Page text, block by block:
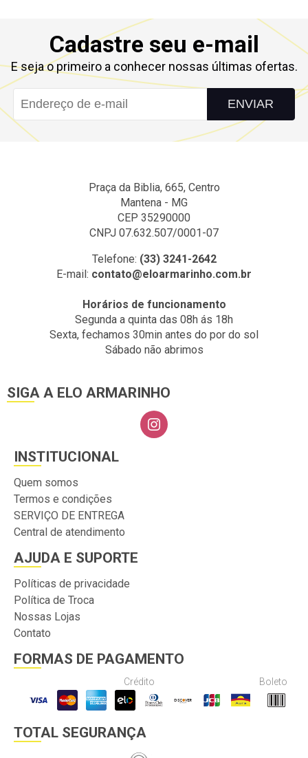
Cadastre seu e-mail
E seja o primeiro a conhecer nossas últimas ofertas.
ENVIAR
Praça da Biblia, 665, Centro
Mantena - MG
CEP 35290000
CNPJ 07.632.507/0001-07
Telefone: (33) 3241-2642
E-mail: contato@eloarmarinho.com.br
Horários de funcionamento
Segunda a quinta das 08h ás 18h
Sexta, fechamos 30min antes do por do sol
Sábado não abrimos
SIGA A ELO ARMARINHO
INSTITUCIONAL
Quem somos
Termos e condições
SERVIÇO DE ENTREGA
Central de atendimento
AJUDA E SUPORTE
Políticas de privacidade
Política de Troca
Nossas Lojas
Contato
FORMAS DE PAGAMENTO
Crédito Boleto
TOTAL SEGURANÇA